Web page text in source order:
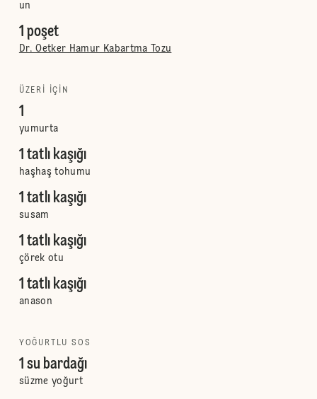
un
1 poşet
Dr. Oetker Hamur Kabartma Tozu
ÜZERI IÇIN
1
yumurta
1 tatlı kaşığı
haşhaş tohumu
1 tatlı kaşığı
susam
1 tatlı kaşığı
çörek otu
1 tatlı kaşığı
anason
YOĞURTLU SOS
1 su bardağı
süzme yoğurt